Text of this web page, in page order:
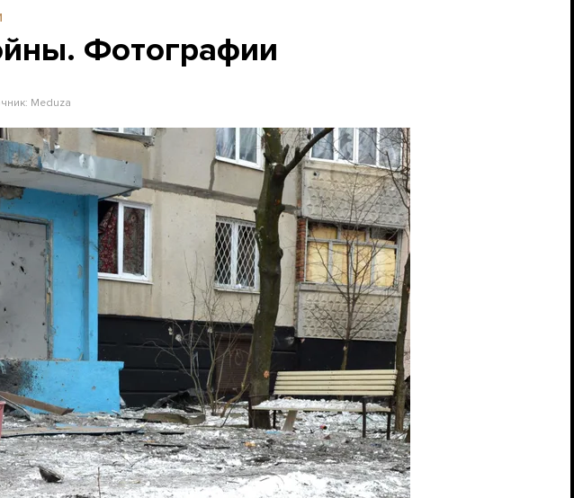
Фотографии
Meduza